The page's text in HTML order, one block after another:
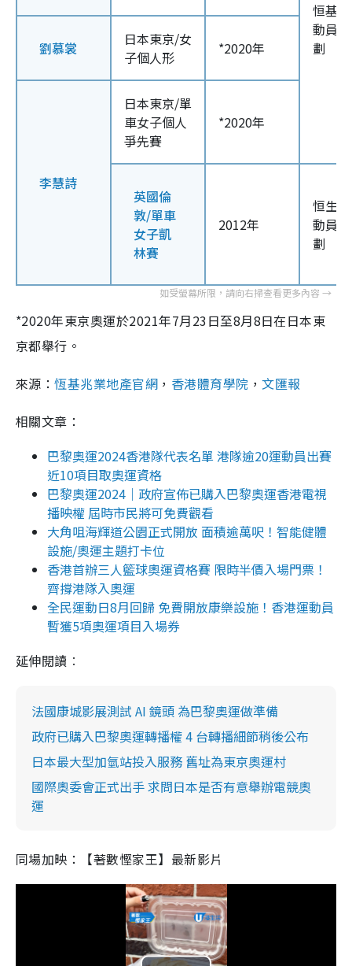
恒基
動員
劃
劉慕裳
日本東京/女
子個人形
*2020年
李慧詩
日本東京/單
車女子個人
爭先賽
*2020年
英國倫
敦/單車
女子凱
林賽
2012年
恒生
動員
劃
*2020年東京奧運於2021年7月23日至8月8日在日本東
京都舉行。
來源：恆基兆業地產官網 ， 香港體育學院 ，文匯報
相關文章：
巴黎奧運2024香港隊代表名單 港隊逾20運動員出賽
近10項目取奧運資格
巴黎奧運2024｜政府宣佈已購入巴黎奧運香港電視
播映權 屆時市民將可免費觀看
大角咀海輝道公園正式開放 面積逾萬呎！智能健體
設施/奧運主題打卡位
香港首辦三人籃球奧運資格賽 限時半價入場門票！
齊撐港隊入奧運
全民運動日8月回歸 免費開放康樂設施！香港運動員
暫獲5項奧運項目入場券
延伸閱讀︰
法國康城影展測試 AI 鏡頭 為巴黎奧運做準備
政府已購入巴黎奧運轉播權 4 台轉播細節稍後公布
日本最大型加氫站投入服務 舊址為東京奧運村
國際奧委會正式出手 求問日本是否有意舉辦電競奧
運
同場加映：【著數慳家王】最新影片